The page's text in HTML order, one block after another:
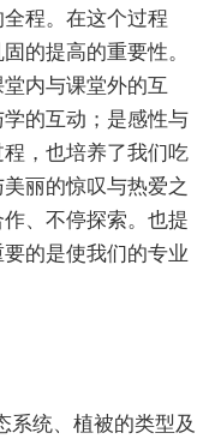
程。在这个过程
的提高的重要性。
内与课堂外的互
的互动；是感性与
，也培养了我们吃
丽的惊叹与热爱之
、不停探索。也提
的是使我们的专业
系统、植被的类型及